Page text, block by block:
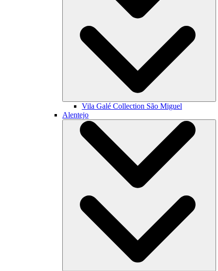
Vila Galé Collection São Miguel
Alentejo